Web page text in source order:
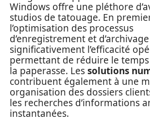
Windows offre une pléthore
studios de tatouage. En
l’optimisation des processus
d’enregistrement et
significativement l’efficacité
permettant de réduire le temps
la paperasse. Lessolutions
contribuent également à une
organisation des dossiers
les recherches d’informations
instantanées.